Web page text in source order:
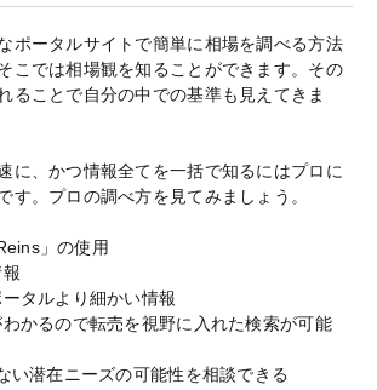
ポータルサイトで簡単に相場を調べる方法
こでは相場観を知ることができます。その
ることで自分の中での基準も見えてきま
に、かつ情報全てを一括で知るにはプロに
す。プロの調べ方を見てみましょう。
」の使用
タルより細かい情報
かるので転売を視野に入れた検索が可能
い潜在ニーズの可能性を相談できる